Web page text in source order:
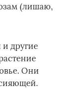
(лишаю,
другие
Они